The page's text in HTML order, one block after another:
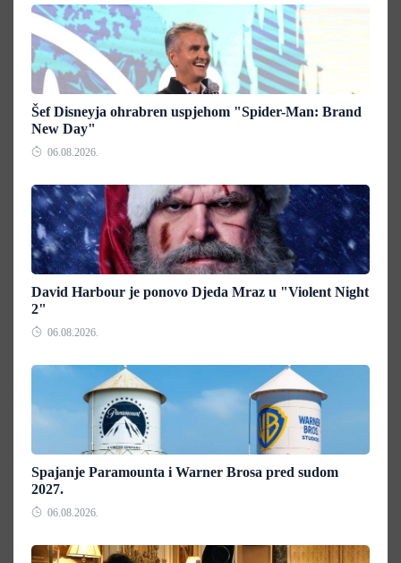
Šef Disneyja ohrabren uspjehom "Spider-Man: Brand
New Day"
06.08.2026.
David Harbour je ponovo Djeda Mraz u "Violent Night
2"
06.08.2026.
Spajanje Paramounta i Warner Brosa pred sudom
2027.
06.08.2026.